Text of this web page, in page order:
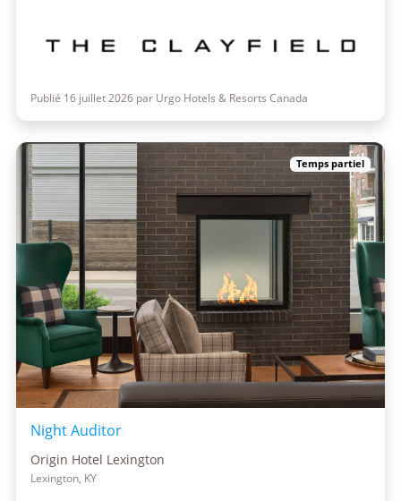
Publié 16 juillet 2026 par Urgo Hotels & Resorts Canada
Temps partiel
Night Auditor
Origin Hotel Lexington
Lexington, KY